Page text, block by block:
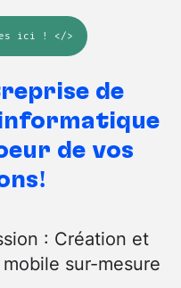
ici ! </>
de
de vos
: Création et
sur-mesure